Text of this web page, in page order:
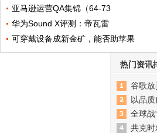
亚马逊运营QA集锦（64-73
华为Sound X评测：帝瓦雷
可穿戴设备成新金矿，能否助苹果
热门资讯
谷歌放
以品
全球战
共克时